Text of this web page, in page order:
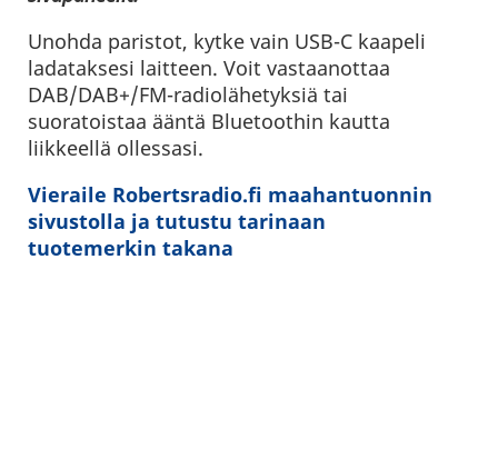
Unohda paristot, kytke vain USB-C kaapeli
ladataksesi laitteen. Voit vastaanottaa
DAB/DAB+/FM-radiolähetyksiä tai
suoratoistaa ääntä Bluetoothin kautta
liikkeellä ollessasi.
Vieraile Robertsradio.fi maahantuonnin
sivustolla ja tutustu tarinaan
tuotemerkin takana